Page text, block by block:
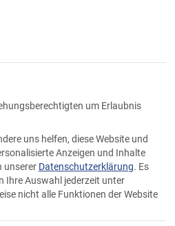
Produkte Knödel kaufen Rezepte
um Erlaubnis
uns helfen, diese Website und
Anzeigen und Inhalte
unserer Datenschutzerklärung. Es
Ihre Auswahl jederzeit unter
nicht alle Funktionen der Website